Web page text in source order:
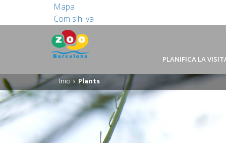
Mapa
Com s'hi va
PLANIFICA LA
Inici Plants